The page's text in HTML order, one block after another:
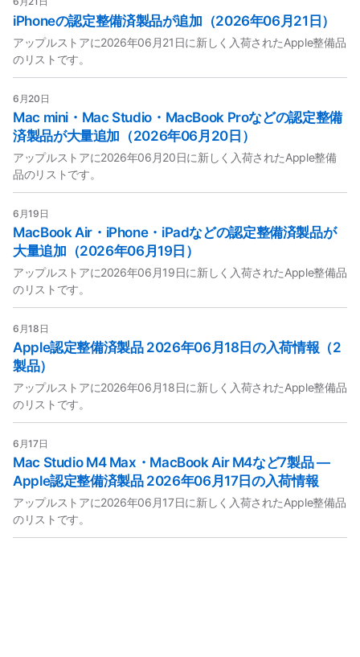
iPhoneの認定整備済製品が追加（2026年06月21日）
アップルストアに2026年06月21日に新しく入荷されたApple整備品
のリストです。
6月20日
Mac mini・Mac Studio・MacBook Proなどの認定整備
済製品が大量追加（2026年06月20日）
アップルストアに2026年06月20日に新しく入荷されたApple整備
品のリストです。
6月19日
MacBook Air・iPhone・iPadなどの認定整備済製品が
大量追加（2026年06月19日）
アップルストアに2026年06月19日に新しく入荷されたApple整備品
のリストです。
6月18日
Apple認定整備済製品 2026年06月18日の入荷情報（2
製品）
アップルストアに2026年06月18日に新しく入荷されたApple整備品
のリストです。
6月17日
Mac Studio M4 Max・MacBook Air M4など7製品 —
Apple認定整備済製品 2026年06月17日の入荷情報
アップルストアに2026年06月17日に新しく入荷されたApple整備品
のリストです。